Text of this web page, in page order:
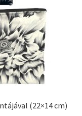
(22×14 cm)